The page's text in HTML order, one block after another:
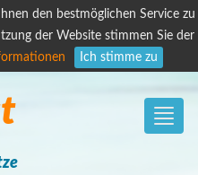
den bestmöglichen Service zu
der Website stimmen Sie der
Ich stimme zu
Toggle